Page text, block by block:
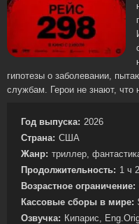
гипотезы о заболевании,
службам. Герои не знают, что
Год выпуска: 2026
Страна: США
Жанр: триллер,
Продолжительность: 1 ч
Возрастное ограничение:
Кассовые сборы в мире:
Озвучка: Кипарис,